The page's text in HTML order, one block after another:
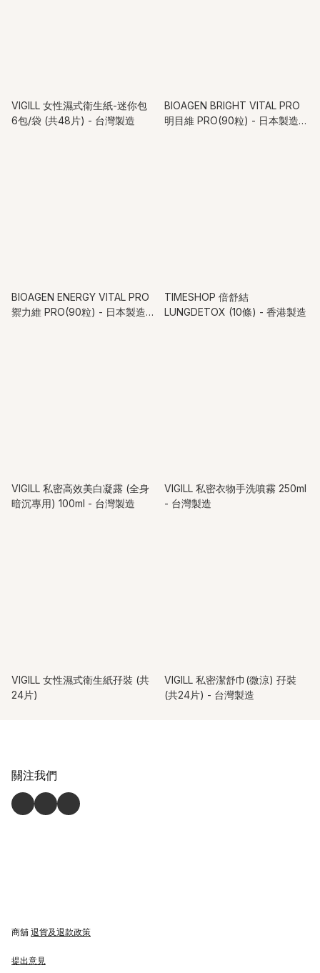
VIGILL 女性濕式衛生紙-迷你包
6包/袋 (共48片) - 台灣製造
BIOAGEN BRIGHT VITAL PRO
明目維 PRO(90粒) - 日本製造
BIOAGEN ENERGY VITAL PRO
禦力維 PRO(90粒) - 日本製造
TIMESHOP 倍舒結
LUNGDETOX (10條) - 香港製造
VIGILL 私密高效美白凝露 (全身
暗沉專用) 100ml - 台灣製造
VIGILL 私密衣物手洗噴霧 250ml
- 台灣製造
VIGILL 女性濕式衛生紙孖裝 (共
24片)
VIGILL 私密潔舒巾(微涼) 孖裝
(共24片) - 台灣製造
關注我們
商舖 退貨及退款政策
提出意見